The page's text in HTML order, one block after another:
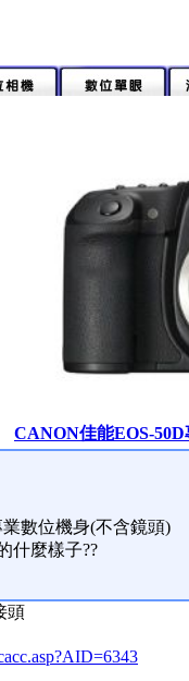
CANON佳能EOS-
數位機身(不含鏡頭)
什麼樣子??
頭